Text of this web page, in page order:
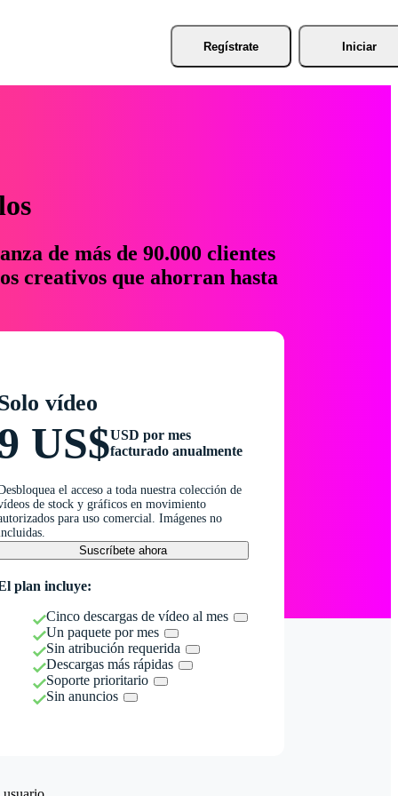
Regístrate Iniciar
de más de 90.000 clientes
creativos que ahorran hasta
vídeo
US$USD por mes
facturado anualmente
el acceso a toda nuestra colección de
de stock y gráficos en movimiento
para uso comercial. Imágenes no
Suscríbete ahora
plan incluye:
Cinco descargas de vídeo al mes
Un paquete por mes
Sin atribución requerida
Descargas más rápidas
Soporte prioritario
Sin anuncios